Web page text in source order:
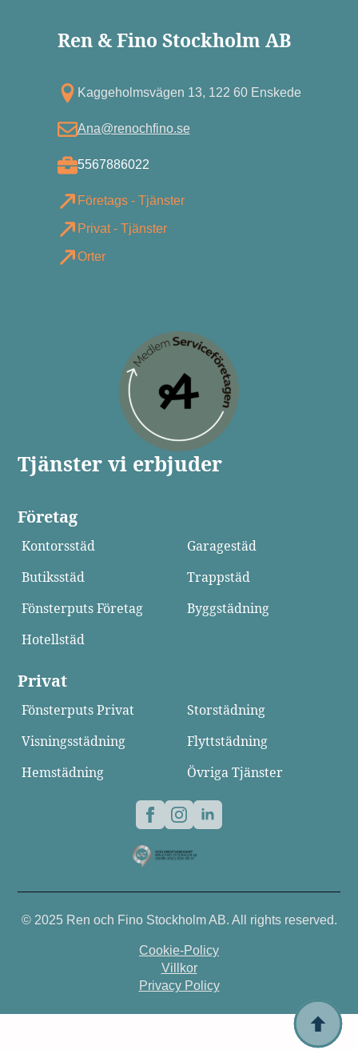
Ren & Fino Stockholm AB
Kagg eholmsvägen 13, 122 60 Enskede
Ana@renochfino.se
5567886022
Företags - Tjänster
Privat - Tjänster
Orter
Tjänster vi erbjuder
Företag
Kontorsstäd
Garagestäd
Butiksstäd
Trappstäd
Fönsterputs Företag
Byggstädning
Hotellstäd
Privat
Fönsterputs Privat
Storstädning
Visningsstädning
Flyttstädning
Hemstädning
Övriga Tjänster
© 2025 Ren och Fino Stockholm AB. All rights reserved.
Cookie-Policy
Villkor
Privacy Policy